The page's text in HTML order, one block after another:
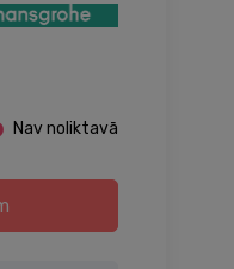
Nav noliktavā